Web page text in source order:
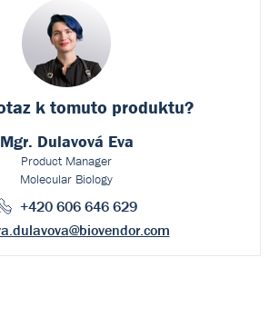
ktomuto produktu?
Mgr. Dulavová Eva
Product Manager
Molecular Biology
+420 606 646 629
@biovendor.com